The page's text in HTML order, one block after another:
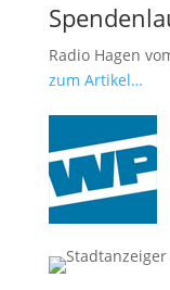
Radio Hagen
zum Artikel…